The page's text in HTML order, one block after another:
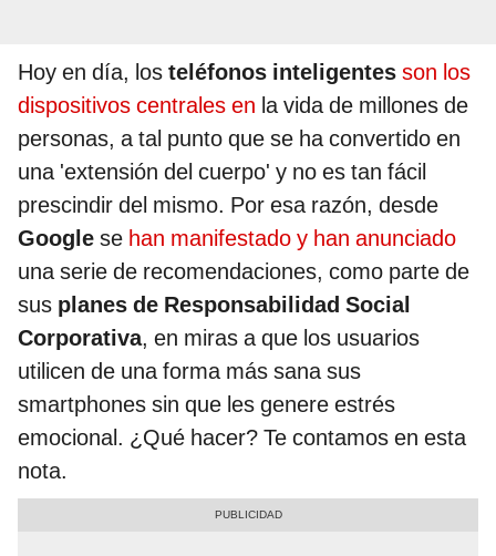
Hoy en día, los teléfonos inteligentes son los
dispositivos centrales en la vida de millones de
personas, a tal punto que se ha convertido en
una 'extensión del cuerpo' y no es tan fácil
prescindir del mismo. Por esa razón, desde
Google se han manifestado y han anunciado
una serie de recomendaciones, como parte de
sus planes de Responsabilidad Social
Corporativa, en miras a que los usuarios
utilicen de una forma más sana sus
smartphones sin que les genere estrés
emocional. ¿Qué hacer? Te contamos en esta
nota.